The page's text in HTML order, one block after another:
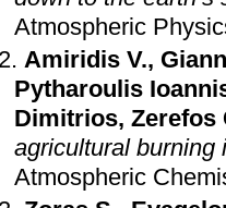
Atmospheric
Amiridis V.,
Pytharoulis
Dimitrios, Zerefos
agricultural burning
Atmospheric